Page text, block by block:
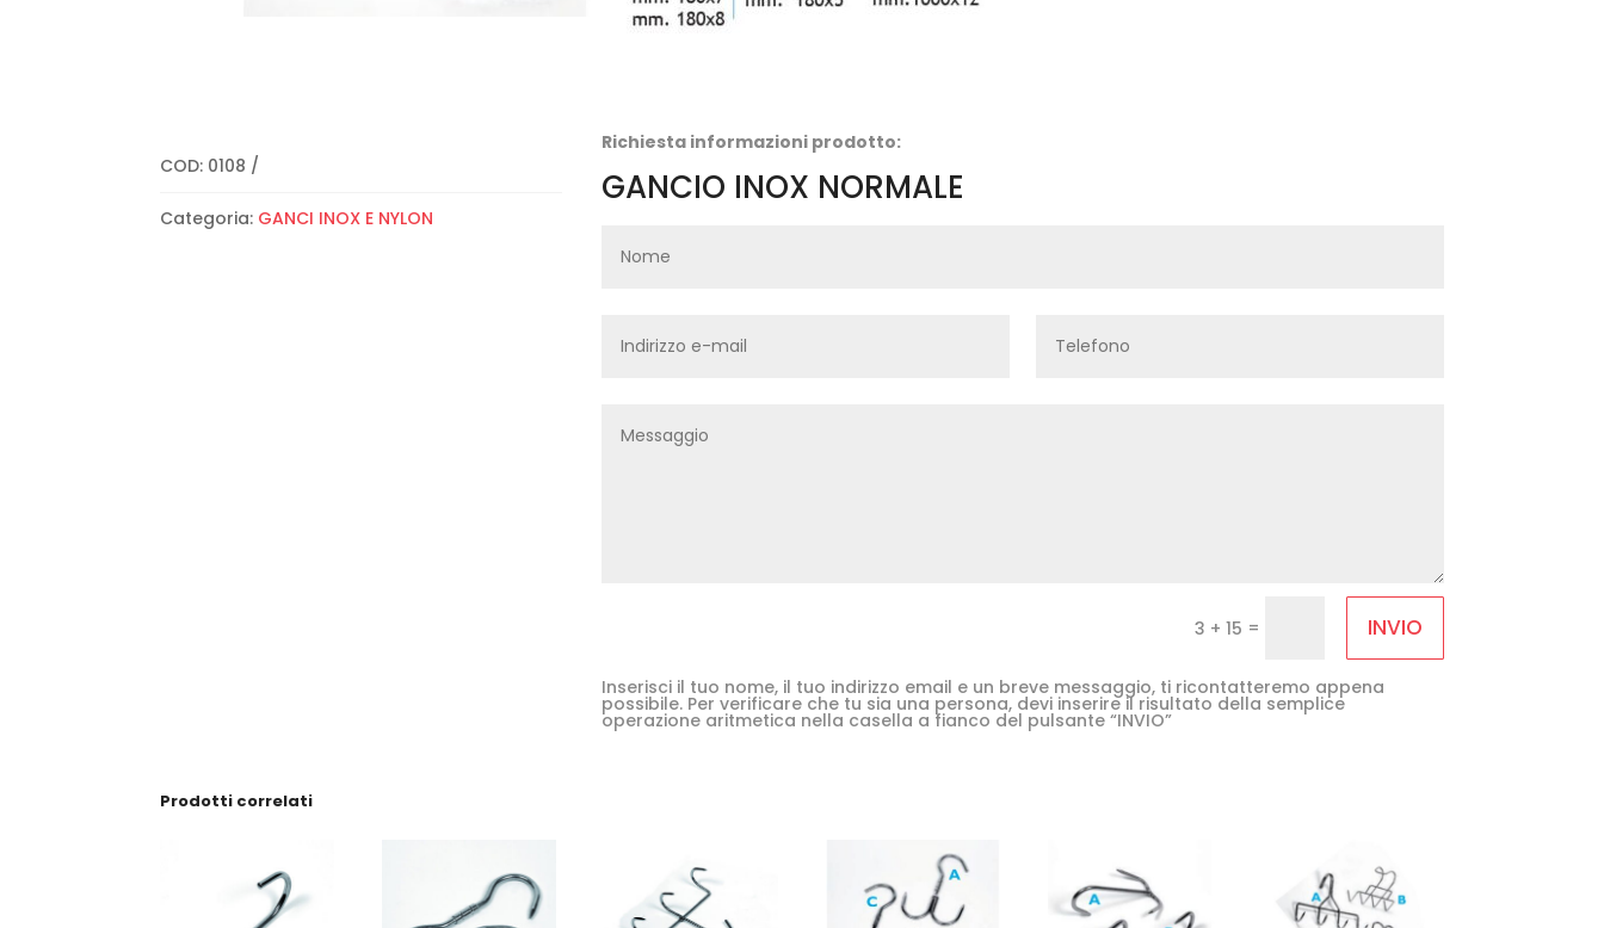
COD: 0108
Categoria: GANCI INOX E NYLON
Richiesta informazioni prodotto:
GANCIO INOX NORMALE
3 + 15 = INVIO
Inserisci il tuo nome, il tuo indirizzo email e un breve messaggio, ti ricontatteremo appena
possibile. Per verificare che tu sia una persona, devi inserire il risultato della semplice
operazione aritmetica nella casella a fianco del pulsante “INVIO”
Prodotti correlati